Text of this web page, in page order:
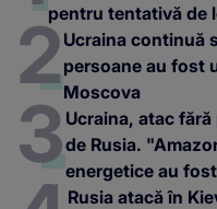
pentru tentativă de
Ucraina continuă
persoane au fost
Moscova
Ucraina, atac
de Rusia.
energetice au
Rusia atacă în